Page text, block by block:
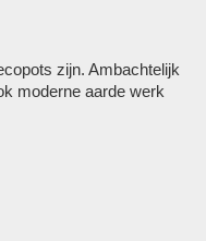
zijn. Ambachtelijk
moderne aarde werk